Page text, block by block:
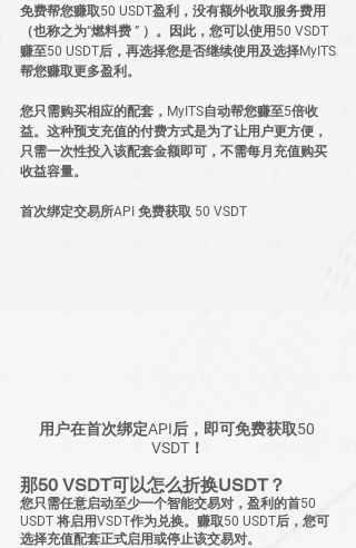
免费帮您赚取50 USDT盈利，没有额外收取服务费用
（也称之为“燃料费 ” ）。因此，您可以使用50 VSDT
赚至50 USDT后，再选择您是否继续使用及选择MyITS
帮您赚取更多盈利。
您只需购买相应的配套，MyITS自动帮您赚至5倍收
益。这种预支充值的付费方式是为了让用户更方便，
只需一次性投入该配套金额即可，不需每月充值购买
收益容量。
首次绑定交易所API 免费获取 50 VSDT
用户在首次绑定API后，即可免费获取50
VSDT！
那50 VSDT可以怎么折换USDT？
您只需任意启动至少一个智能交易对，盈利的首50
USDT 将启用VSDT作为兑换。赚取50 USDT后，您可
选择充值配套正式启用或停止该交易对。